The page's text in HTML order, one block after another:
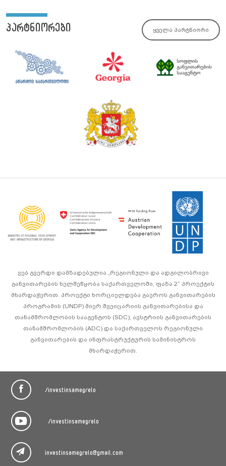
პარტნიორები ყველა პარტნიორი
ვებ გვერდი დამზადებულია „რეგიონული და ადგილობრივი
განვითარების ხელშეწყობა საქართველოში, ფაზა 2“ პროექტის
მხარდაჭერით. პროექტი ხორციელდება გაეროს განვითარების
პროგრამის (UNDP) მიერ შვეიცარიის განვითარებისა და
თანამშრომლობის სააგენტოს (SDC), ავსტრიის განვითარების
თანამშრომლობის (ADC) და საქართველოს რეგიონული
განვითარების და ინფრასტრუქტურის სამინისტროს
მხარდაჭერით.
/investinsamegrelo
/investinsamegrelo
investinsamegrelo@gmail.com